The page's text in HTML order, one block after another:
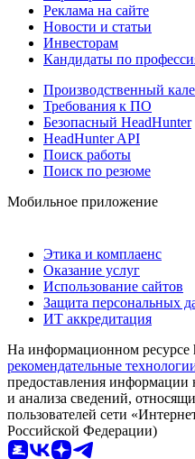
Реклама на сайте
Новости и статьи
Инвесторам
Кандидаты по
Производственный
Требования к ПО
Безопасный HeadHunter
HeadHunter API
Поиск работы
Поиск по резюме
Мобильное приложение
Этика и комплаенс
Оказание услуг
Использование сайтов
Защита персональных
ИТ аккредитация
На информационном ресурсе
рекомендательные
предоставления информации
и анализа сведений,
пользователей сети
Российской Федерации)